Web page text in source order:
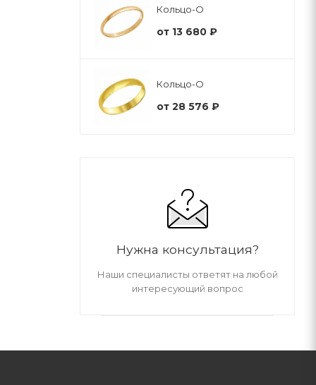
Кольцо-О
от 13 680 ₽
Кольцо-О
от 28 576 ₽
Нужна консультация?
Наши специалисты ответят на любой
интересующий вопрос